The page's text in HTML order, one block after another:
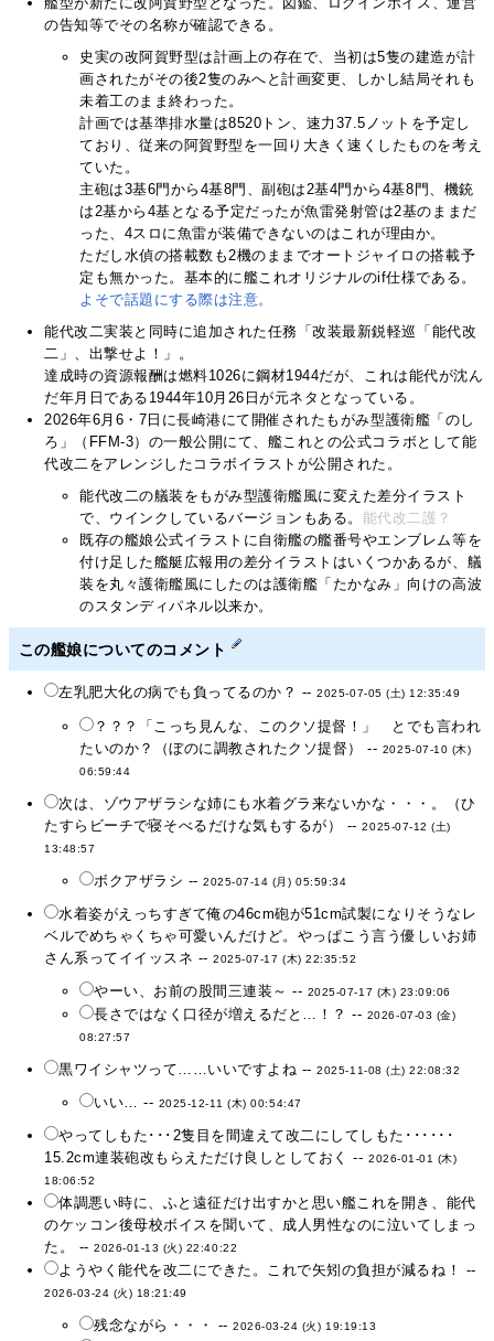
の告知等でその名称が確認できる。
史実の改阿賀野型は計画上の存在で、当初は5隻の建造が計
画されたがその後2隻のみへと計画変更、しかし結局それも
未着工のまま終わった。
計画では基準排水量は8520トン、速力37.5ノットを予定し
ており、従来の阿賀野型を一回り大きく速くしたものを考え
ていた。
主砲は3基6門から4基8門、副砲は2基4門から4基8門、機銃
は2基から4基となる予定だったが魚雷発射管は2基のままだ
った、4スロに魚雷が装備できないのはこれが理由か。
ただし水偵の搭載数も2機のままでオートジャイロの搭載予
定も無かった。基本的に艦これオリジナルのif仕様である。
よそで話題にする際は注意。
能代改二実装と同時に追加された任務「改装最新鋭軽巡「能代改
二」、出撃せよ！」。
達成時の資源報酬は燃料1026に鋼材1944だが、これは能代が沈ん
だ年月日である1944年10月26日が元ネタとなっている。
2026年6月6・7日に長崎港にて開催されたもがみ型護衛艦「のし
ろ」（FFM-3）の一般公開にて、艦これとの公式コラボとして能
代改二をアレンジしたコラボイラストが公開された。
能代改二の艤装をもがみ型護衛艦風に変えた差分イラスト
で、ウインクしているバージョンもある。 能代改二護？
既存の艦娘公式イラストに自衛艦の艦番号やエンブレム等を
付け足した艦艇広報用の差分イラストはいくつかあるが、艤
装を丸々護衛艦風にしたのは護衛艦「たかなみ」向けの高波
のスタンディパネル以来か。
この艦娘についてのコメント
左乳肥大化の病でも負ってるのか？ --2025-07-05 (土) 12:35:49
？？？「こっち見んな、このクソ提督！」 とでも言われ
たいのか？（ぼのに調教されたクソ提督） -- 2025-07-10 (木)
06:59:44
次は、ゾウアザラシな姉にも水着グラ来ないかな・・・。（ひ
たすらビーチで寝そべるだけな気もするが） --2025-07-12 (土)
13:48:57
ボクアザラシ --2025-07-14 (月) 05:59:34
水着姿がえっちすぎて俺の46cm砲が51cm試製になりそうなレ
ベルでめちゃくちゃ可愛いんだけど。やっぱこう言う優しいお姉
さん系ってイイッスネ --2025-07-17 (木) 22:35:52
やーい、お前の股間三連装～ -- 2025-07-17 (木) 23:09:06
長さではなく口径が増えるだと…！？ -- 2026-07-03 (金)
08:27:57
黒ワイシャツって……いいですよね --2025-11-08 (土) 22:08:32
いい… -- 2025-12-11 (木) 00:54:47
やってしもた･･･2隻目を間違えて改二にしてしもた･･････
15.2cm連装砲改もらえただけ良しとしておく --2026-01-01 (木)
18:06:52
体調悪い時に、ふと遠征だけ出すかと思い艦これを開き、能代
のケッコン後母校ボイスを聞いて、成人男性なのに泣いてしまっ
た。 --2026-01-13 (火) 22:40:22
ようやく能代を改二にできた。これで矢矧の負担が減るね！ --
2026-03-24 (火) 18:21:49
残念ながら・・・ --2026-03-24 (火) 19:19:13